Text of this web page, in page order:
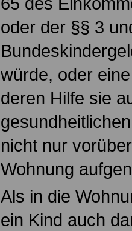
oder der §§ 3
würde, oder
deren Hilfe sie
nicht nur
Wohnung
Als in die
ein Kind auch